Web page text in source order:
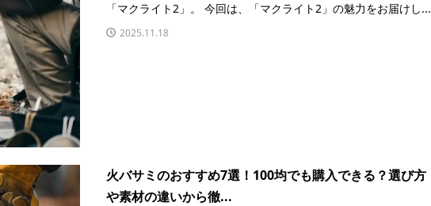
「マクライト2」。 今回は、「マクライト2」の魅力をお届けし...
2025.11.18
火バサミのおすすめ7選！100均でも購入できる？選び方
や素材の違いから徹...